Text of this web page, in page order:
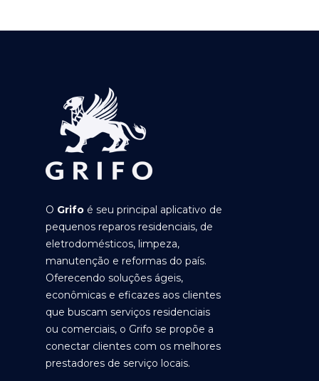
O Grifo é seu principal aplicativo de
pequenos reparos residenciais, de
eletrodomésticos, limpeza,
manutenção e reformas do país.
Oferecendo soluções ágeis,
econômicas e eficazes aos clientes
que buscam serviços residenciais
ou comerciais, o Grifo se propõe a
conectar clientes com os melhores
prestadores de serviço locais.